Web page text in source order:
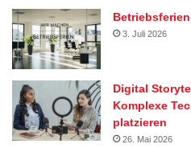
3. Juli 2026
Digital
Komplexe
platzieren
26. Mai 2026